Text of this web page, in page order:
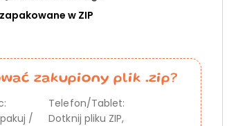
zapakowane w ZIP
zakupiony plik .zip?
/
Telefon/Tablet:
Dotknij pliku ZIP,